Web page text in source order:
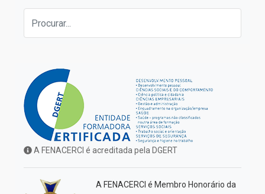
A FENACERCI é acreditada pela DGERT
A FENACERCI é Membro Honorário da